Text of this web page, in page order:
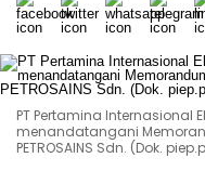
PT Pertamina Internasional
menandatangani
PETROSAINS Sdn. (Dok.